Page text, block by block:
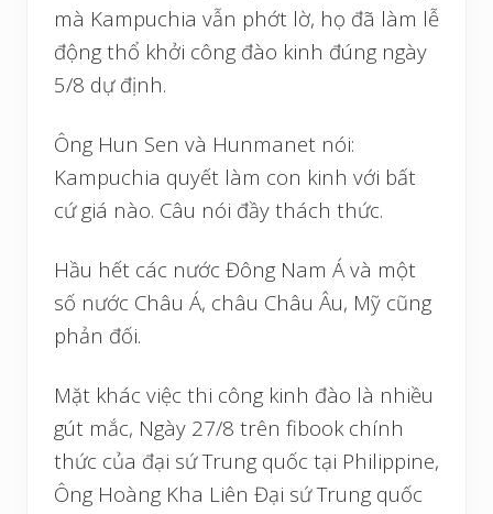
mà Kampuchia vẫn phớt lờ, họ đã làm lễ
động thổ khởi công đào kinh đúng ngày
5/8 dự định.
Ông Hun Sen và Hunmanet nói:
Kampuchia quyết làm con kinh với bất
cứ giá nào. Câu nói đầy thách thức.
Hầu hết các nước Đông Nam Á và một
số nước Châu Á, châu Châu Âu, Mỹ cũng
phản đối.
Mặt khác việc thi công kinh đào là nhiều
gút mắc, Ngày 27/8 trên fibook chính
thức của đại sứ Trung quốc tại Philippine,
Ông Hoàng Kha Liên Đại sứ Trung quốc